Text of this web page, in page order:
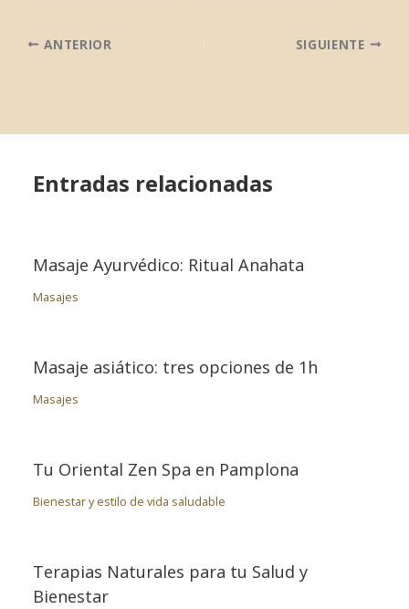
ANTERIOR SIGUIENTE
Entradas relacionadas
Masaje Ayurvédico: Ritual Anahata
Masajes
Masaje asiático: tres opciones de 1h
Masajes
Tu Oriental Zen Spa en Pamplona
Bienestar y estilo de vida saludable
Terapias Naturales para tu Salud y
Bienestar